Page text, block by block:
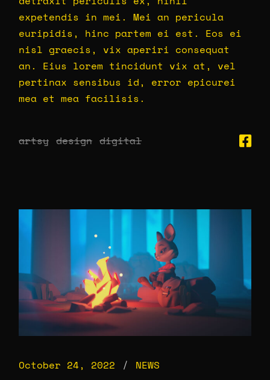
expetendis in mei. Mei an pericula
euripidis, hinc partem ei est. Eos ei
nisl graecis, vix aperiri consequat
an. Eius lorem tincidunt vix at, vel
pertinax sensibus id, error epicurei
mea et mea facilisis.
artsy design digital
October 24, 2022 NEWS